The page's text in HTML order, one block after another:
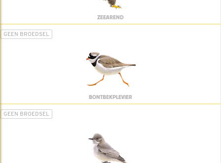
ZEEAREND
GEEN BROEDSEL
BONTBEKPLEVIER
GEEN BROEDSEL